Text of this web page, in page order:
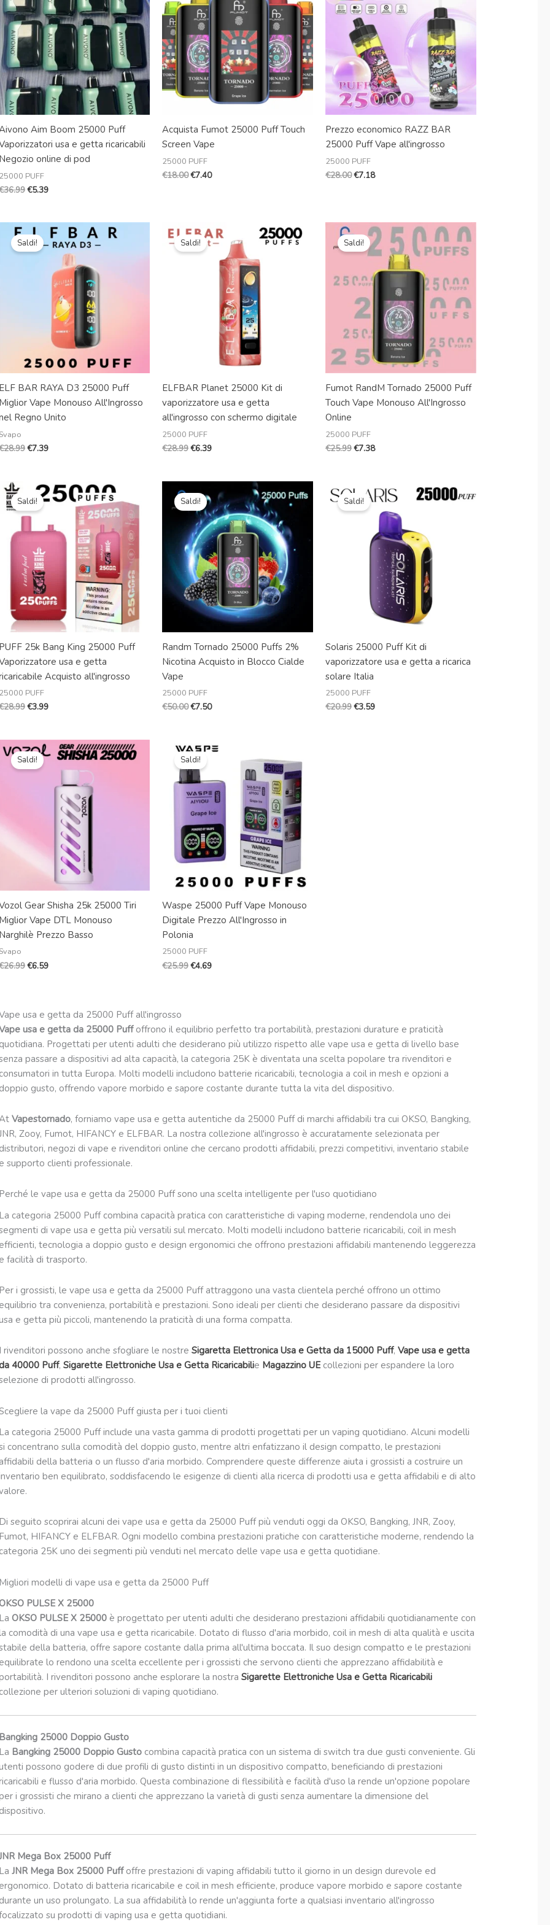
Aim Boom 25000 Puff
usa e getta ricaricabili
Negozio online di pod
25000 PUFF
36.99
€36.99.
€5.39
€5.39.
Acquista Fumot 25000 Puff Touch
Screen Vape
25000 PUFF
€18.00
€18.00.
€7.40
€7.40.
Prezzo economico RAZZ BAR
25000 Puff Vape all'ingrosso
25000 PUFF
€28.00
€28.00.
€7.18
€7.18.
Saldi!
ELF BAR RAYA D3 25000 Puff
Miglior Vape Monouso All'Ingrosso
Regno Unito
28.99
prezzo
originale
€28.99.
€7.39
Il
prezzo
attuale
€7.39.
Saldi!
ELFBAR Planet 25000 Kit di
vaporizzatore usa e getta
all'ingrosso con schermo digitale
25000 PUFF
€28.99
Il
prezzo
originale
€6.39
Il
prezzo
attuale
€6.39.
Saldi!
Fumot RandM Tornado 25000 Puff
Touch Vape Monouso All'Ingrosso
Online
25000 PUFF
€25.99
prezzo
originale
€25.99.
€7.38
Il
prezzo
attuale
è:
€7.38.
Saldi!
PUFF 25k Bang King 25000 Puff
usa e getta
Acquisto all'ingrosso
25000 PUFF
28.99
prezzo
originale
era:
€28.99.
€3.99
Il
prezzo
€3.99.
Saldi!
Randm Tornado 25000 Puffs 2%
Nicotina Acquisto in Blocco Cialde
Vape
25000 PUFF
€50.00
Il
prezzo
originale
era:
€50.00.
€7.50
Il
prezzo
attuale
è:
€7.50.
Saldi!
Solaris 25000 Puff Kit di
vaporizzatore usa e getta a ricarica
solare Italia
25000 PUFF
€20.99
Il
prezzo
originale
€20.99.
€3.59
Il
prezzo
è:
€3.59.
Saldi!
Gear Shisha 25k 25000 Tiri
Miglior Vape DTL Monouso
Narghilè Prezzo Basso
26.99
Il
prezzo
originale
€26.99.
€6.59
prezzo
€6.59.
Saldi!
Waspe 25000 Puff Vape Monouso
Digitale Prezzo All'Ingrosso in
Polonia
25000 PUFF
€25.99
Il
prezzo
originale
era:
€25.99.
€4.69
Il
prezzo
€4.69.
usa e getta da 25000 Puff all'ingrosso
usa e getta da 25000 Puffoffrono il equilibrio perfetto tra portabilità, prestazioni durature e praticità
quotidiana. Progettati per utenti adulti che desiderano più utilizzo rispetto alle vape usa e getta di livello base
passare a dispositivi ad alta capacità, la categoria 25K è diventata una scelta popolare tra rivenditori e
consumatori in tutta Europa. Molti modelli includono batterie ricaricabili, tecnologia a coil in mesh e opzioni a
doppio gusto, offrendo vapore morbido e sapore costante durante tutta la vita del dispositivo.
Vapestornado, forniamo vape usa e getta autentiche da 25000 Puff di marchi affidabili tra cui OKSO, Bangking,
Zooy, Fumot, HIFANCY e ELFBAR. La nostra collezione all'ingrosso è accuratamente selezionata per
distributori, negozi di vape e rivenditori online che cercano prodotti affidabili, prezzi competitivi, inventario stabile
e supporto clienti professionale.
Perché le vape usa e getta da 25000 Puff sono una scelta intelligente per l'uso quotidiano
La categoria 25000 Puff combina capacità pratica con caratteristiche di vaping moderne, rendendola uno dei
di vape usa e getta più versatili sul mercato. Molti modelli includono batterie ricaricabili, coil in mesh
efficienti, tecnologia a doppio gusto e design ergonomici che offrono prestazioni affidabili mantenendo leggerezza
e facilità di trasporto.
Per i grossisti, le vape usa e getta da 25000 Puff attraggono una vasta clientela perché offrono un ottimo
equilibrio tra convenienza, portabilità e prestazioni. Sono ideali per clienti che desiderano passare da dispositivi
e getta più piccoli, mantenendo la praticità di una forma compatta.
I rivenditori possono anche sfogliare le nostreSigaretta Elettronica Usa e Getta da 15000 Puff,Vape usa e getta
40000 Puff,Sigarette Elettroniche Usa e Getta Ricaricabilie Magazzino UE collezioni per espandere la loro
di prodotti all'ingrosso.
la vape da 25000 Puff giusta per i tuoi clienti
La categoria 25000 Puff include una vasta gamma di prodotti progettati per un vaping quotidiano. Alcuni modelli
concentrano sulla comodità del doppio gusto, mentre altri enfatizzano il design compatto, le prestazioni
affidabili della batteria o un flusso d'aria morbido. Comprendere queste differenze aiuta i grossisti a costruire un
ben equilibrato, soddisfacendo le esigenze di clienti alla ricerca di prodotti usa e getta affidabili e di alto
Di seguito scoprirai alcuni dei vape usa e getta da 25000 Puff più venduti oggi da OKSO, Bangking, JNR, Zooy,
Fumot, HIFANCY e ELFBAR. Ogni modello combina prestazioni pratiche con caratteristiche moderne, rendendo la
categoria 25K uno dei segmenti più venduti nel mercato delle vape usa e getta quotidiane.
Migliori modelli di vape usa e getta da 25000 Puff
OKSO PULSE X 25000
La OKSO PULSE X 25000 è progettato per utenti adulti che desiderano prestazioni affidabili quotidianamente con
comodità di una vape usa e getta ricaricabile. Dotato di flusso d'aria morbido, coil in mesh di alta qualità e uscita
della batteria, offre sapore costante dalla prima all'ultima boccata. Il suo design compatto e le prestazioni
equilibrate lo rendono una scelta eccellente per i grossisti che servono clienti che apprezzano affidabilità e
I rivenditori possono anche esplorare la nostraSigarette Elettroniche Usa e Getta Ricaricabili
collezione per ulteriori soluzioni di vaping quotidiano.
Bangking 25000 Doppio Gusto
La Bangking 25000 Doppio Gusto combina capacità pratica con un sistema di switch tra due gusti conveniente. Gli
possono godere di due profili di gusto distinti in un dispositivo compatto, beneficiando di prestazioni
e flusso d'aria morbido. Questa combinazione di flessibilità e facilità d'uso la rende un'opzione popolare
i grossisti che mirano a clienti che apprezzano la varietà di gusti senza aumentare la dimensione del
dispositivo.
Mega Box 25000 Puff
LaJNR Mega Box 25000 Puffoffre prestazioni di vaping affidabili tutto il giorno in un design durevole ed
ergonomico. Dotato di batteria ricaricabile e coil in mesh efficiente, produce vapore morbido e sapore costante
durante un uso prolungato. La sua affidabilità lo rende un'aggiunta forte a qualsiasi inventario all'ingrosso
su prodotti di vaping usa e getta quotidiani.
Danish
Latvian
Lithuanian
Slovenian
Czech
Croatian
Greek